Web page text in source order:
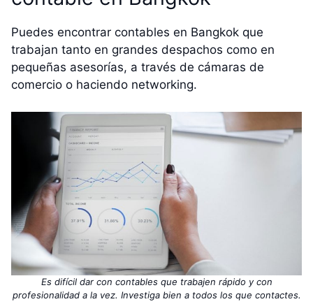
Puedes encontrar contables en Bangkok que
trabajan tanto en grandes despachos como en
pequeñas asesorías, a través de cámaras de
comercio o haciendo networking.
Es difícil dar con contables que trabajen rápido y con
profesionalidad a la vez. Investiga bien a todos los que contactes.